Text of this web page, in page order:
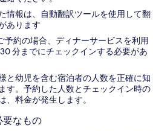
情報は、自動翻訳ツールを使用して翻
あります
予約の場合、ディナーサービスを利用
分までにチェックインする必要があ
と幼児を含む宿泊者の人数を正確に知
す。予約した人数とチェックイン時の
、料金が発生します。
要なもの